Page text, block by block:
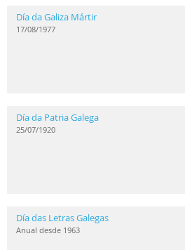
Día da Galiza Mártir
17/08/1977
Día da Patria Galega
25/07/1920
Día das Letras Galegas
Anual desde 1963